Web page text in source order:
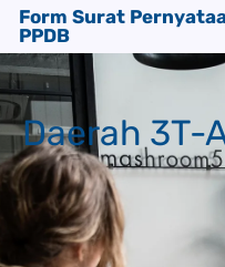
Form Surat
PPDB
Daerah 3T-